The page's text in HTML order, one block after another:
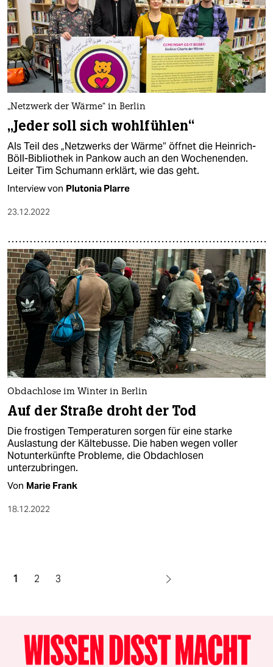
„Netzwerk der Wärme“ in Berlin
„Jeder soll sich wohlfühlen“
Als Teil des „Netzwerks der Wärme“ öffnet die Heinrich-
Böll-Bibliothek in Pankow auch an den Wochenenden.
Leiter Tim Schumann erklärt, wie das geht.
Interview von Plutonia Plarre
23.12.2022
Obdachlose im Winter in Berlin
Auf der Straße droht der Tod
Die frostigen Temperaturen sorgen für eine starke
Auslastung der Kältebusse. Die haben wegen voller
Notunterkünfte Probleme, die Obdachlosen
unterzubringen.
Von Marie Frank
18.12.2022
1 2 3